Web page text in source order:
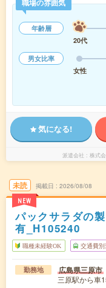
職場の雰囲気
年齢層
20代
男女比率
女性
気になる!
派遣会社 株式
未読
NEW
掲載日 2026/08/08
パックサラダの
有_H105240
職種未経験OK 交通費別
勤務地 広島県三原市
三原駅から車